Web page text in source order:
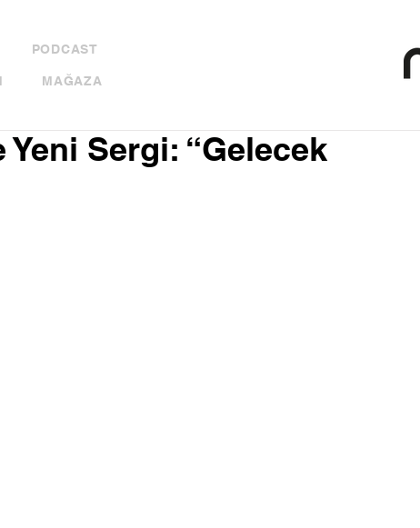
PODCAST
MAĞAZA
Yeni Sergi: “Gelecek